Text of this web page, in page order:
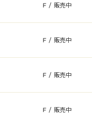
F / 販売中
F / 販売中
F / 販売中
F / 販売中